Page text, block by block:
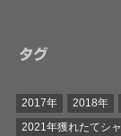
タグ
2017年 2018年
2021年獲れたてシ